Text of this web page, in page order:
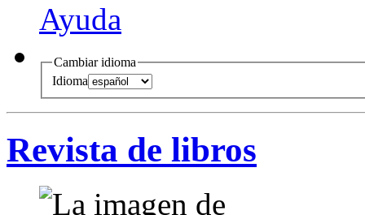
Ayuda
Cambiar idioma
Idioma
Revista de libros